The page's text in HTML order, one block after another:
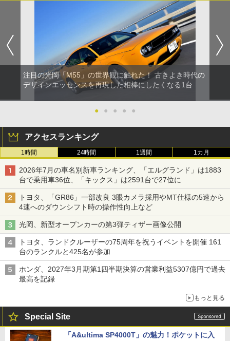
注目の光岡「M55」の世界観に触れた！ 古きよき時代の
デザインエッセンスを再現した相棒にしたくなる1台
● ● ● ● ●
アクセスランキング
1時間 24時間 1週間 1カ月
2026年7月の車名別新車ランキング、「エルグランド」は1883
台で乗用車36位、「キックス」は2591台で27位に
トヨタ、「GR86」一部改良 3眼カメラ採用やMT仕様の5速から
4速へのダウンシフト時の操作性向上など
光岡、新型オープンカーの第3弾ティザー画像公開
トヨタ、ランドクルーザーの75周年を祝うイベントを開催 161
台のランクルと425名が参加
ホンダ、2027年3月期第1四半期決算の営業利益5307億円で過去
最高を記録
もっと見る
Special Site
「A&ultima SP4000T」の魅力！ポケットに入